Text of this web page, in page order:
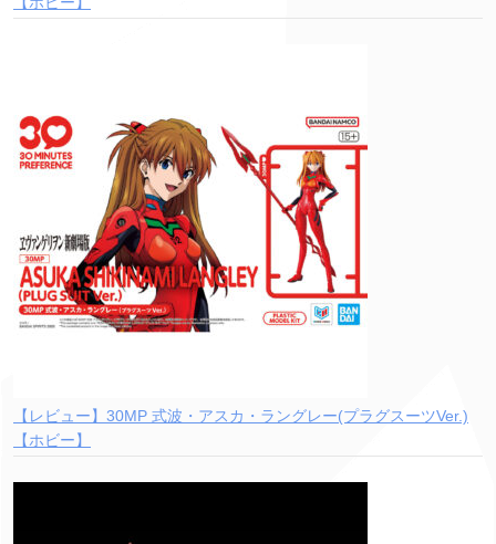
【レビュー】30MP 式波・アスカ・ラングレー(プラグスーツVer.)
【ホビー】